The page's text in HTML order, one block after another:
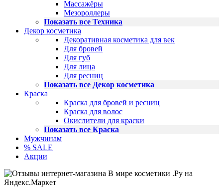
Массажёры
Мезороллеры
Показать все Техника
Декор косметика
Декоративная косметика для век
Для бровей
Для губ
Для лица
Для ресниц
Показать все Декор косметика
Краска
Краска для бровей и ресниц
Краска для волос
Окислители для краски
Показать все Краска
Мужчинам
% SALE
Акции